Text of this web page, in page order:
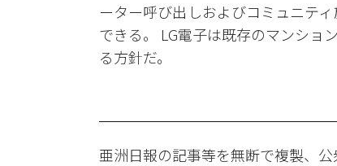
ーター呼び出しおよびコミュニテ
できる。 LG電子は既存のマンショ
る方針だ。
亜洲日報の記事等を無断で複製、